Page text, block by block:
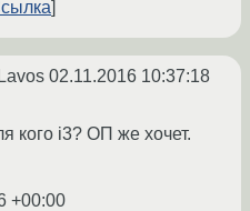
02.11.2016 10:37:18
кого i3? ОП же хочет.
+00:00